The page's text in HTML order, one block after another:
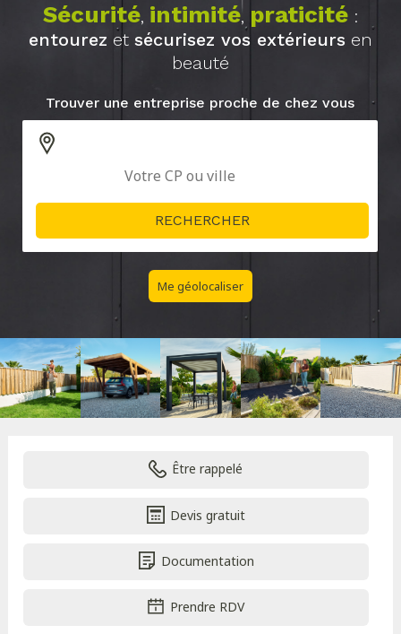
Sécurité, intimité, praticité:
entourez et sécurisez vos extérieurs en
beauté
Trouver une entreprise proche de chez vous
Me géolocaliser
Être rappelé
Devis gratuit
Documentation
Prendre RDV